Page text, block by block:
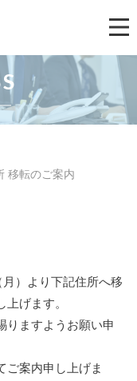
移転のご案内
）より下記住所へ移
げます。
りますようお願い申
ご案内申し上げま